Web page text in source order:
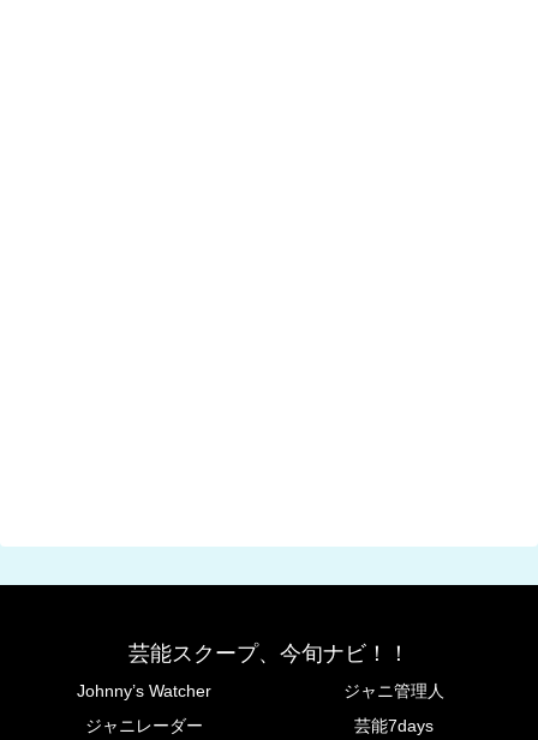
芸能スクープ、今旬ナビ！！
Johnny’s Watcher
ジャニ管理人
ジャニレーダー
芸能7days